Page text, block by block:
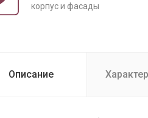
корпус и фасады
Описание